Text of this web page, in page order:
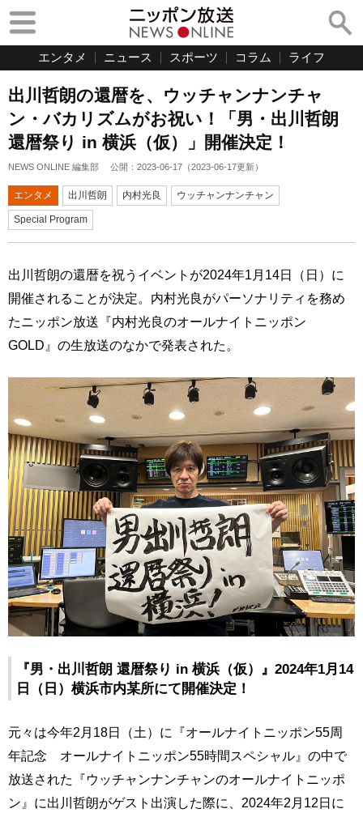
エンタメ ニュース スポーツ コラム ライフ
出川哲朗の還暦を、ウッチャンナンチャ
ン・バカリズムがお祝い！「男・出川哲朗
還暦祭り in 横浜（仮）」開催決定！
NEWS ONLINE 編集部 公開： 2023-06-17 （2023-06-17更新）
エンタメ 出川哲朗 内村光良 ウッチャンナンチャン
Special Program
出川哲朗の還暦を祝うイベントが2024年1月14日（日）に
開催されることが決定。内村光良がパーソナリティを務め
たニッポン放送『内村光良のオールナイトニッポン
GOLD』の生放送のなかで発表された。
『男・出川哲朗 還暦祭り in 横浜（仮）』2024年1月14
日（日）横浜市内某所にて開催決定！
元々は今年2月18日（土）に『オールナイトニッポン55周
年記念 オールナイトニッポン55時間スペシャル』の中で
放送された『ウッチャンナンチャンのオールナイトニッポ
ン』に出川哲朗がゲスト出演した際に、2024年2月12日に